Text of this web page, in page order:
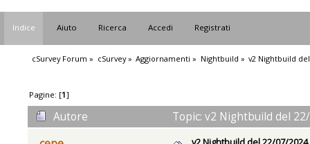
Indice Aiuto Ricerca Accedi Registrati
cSurvey Forum » cSurvey» Aggiornamenti » Nightbuild » v2 Nightbuild
Pagine: [1]
Autore
Topic: v2 Nightbuild del